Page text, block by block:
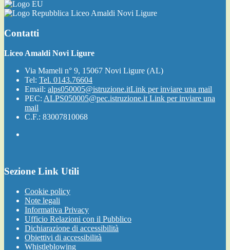
Liceo Amaldi Novi Ligure
Contatti
Liceo Amaldi Novi Ligure
Via Mameli n° 9, 15067 Novi Ligure (AL)
Tel: Tel. 0143.76604
Email: alps050005@istruzione.itLink per inviare una mail
PEC: ALPS050005@pec.istruzione.it Link per inviare una
mail
C.F.: 83007810068
Sezione Link Utili
Cookie policy
Note legali
Informativa Privacy
Ufficio Relazioni con il Pubblico
Dichiarazione di accessibilità
Obiettivi di accessibilità
Whistleblowing